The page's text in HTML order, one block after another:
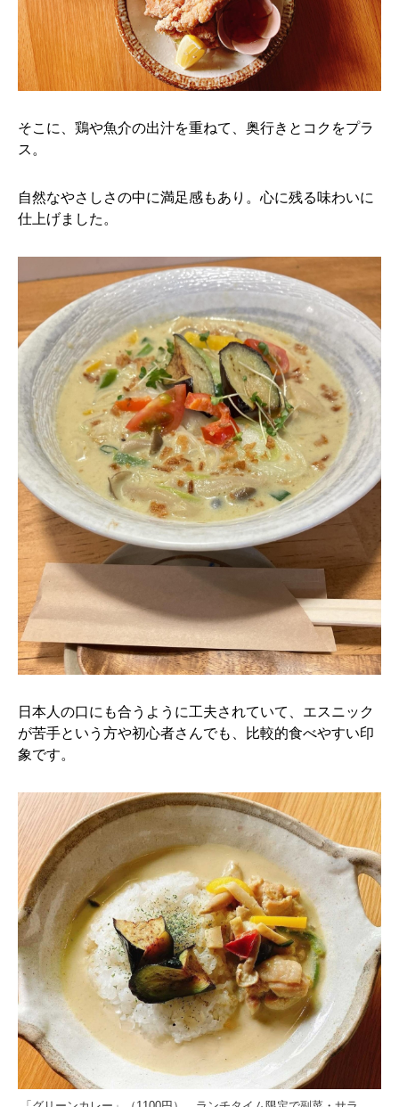
そこに、鶏や魚介の出汁を重ねて、奥行きとコクをプラ
ス。
自然なやさしさの中に満足感もあり。心に残る味わいに
仕上げました。
日本人の口にも合うように工夫されていて、エスニック
が苦手という方や初心者さんでも、比較的食べやすい印
象です。